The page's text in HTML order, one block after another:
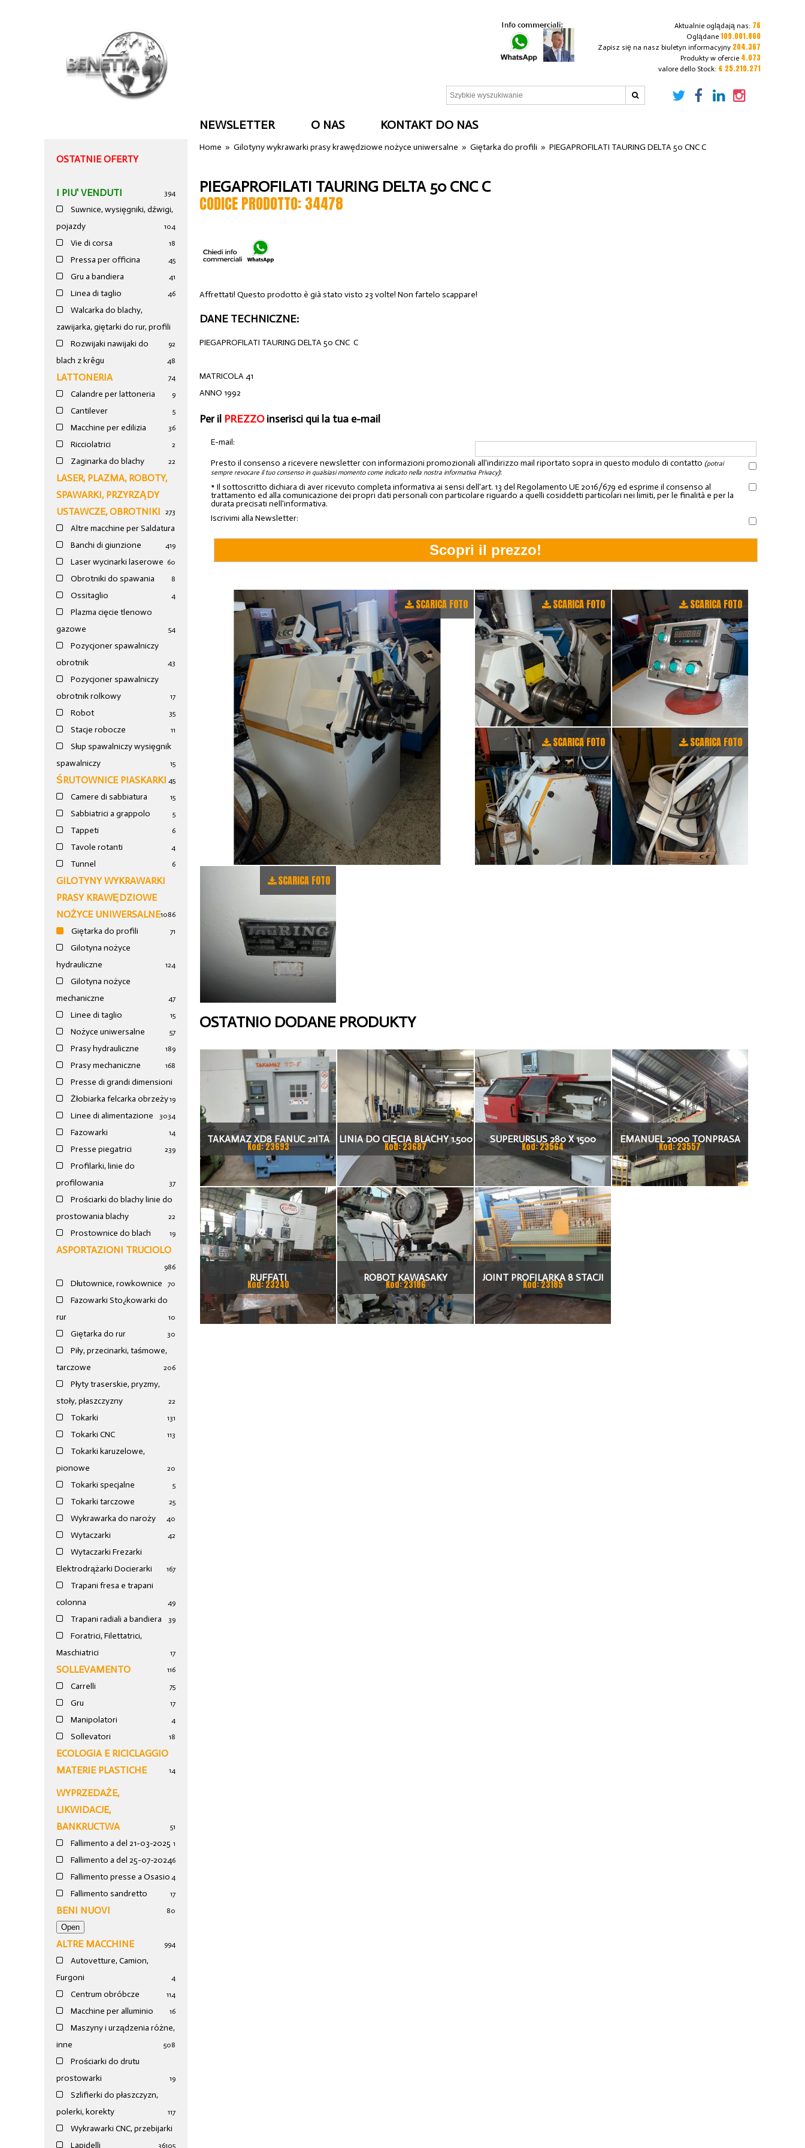
Aktualnie oglądają nas: 76
Oglądane 109.001.860
Zapisz się na nasz biuletyn informacyjny 204.367
Produkty w ofercie 4.073
valore dello Stock: € 25.210.271
NEWSLETTER O NAS KONTAKT DO NAS
OSTATNIE OFERTY
I PIU' VENDUTI 394
Suwnice, wysięgniki, dźwigi,
pojazdy
104
Vie di corsa 18
Pressa per officina 45
Gru a bandiera 41
Linea di taglio 46
Walcarka do blachy,
zawijarka, giętarki do rur, profili
92
Rozwijaki nawijaki do
blach z krêgu
48
LATTONERIA 74
Calandre per lattoneria 9
Cantilever 5
Macchine per edilizia 36
Ricciolatrici 2
Zaginarka do blachy 22
LASER, PLAZMA, ROBOTY,
SPAWARKI, PRZYRZĄDY
USTAWCZE, OBROTNIKI
273
Altre macchine per Saldatura
19
Banchi di giunzione 4
Laser wycinarki laserowe 60
Obrotniki do spawania 8
Ossitaglio 4
Plazma cięcie tlenowo
gazowe
54
Pozycjoner spawalniczy
obrotnik
43
Pozycjoner spawalniczy
obrotnik rolkowy
17
Robot 35
Stacje robocze 11
Słup spawalniczy wysięgnik
spawalniczy
15
ŚRUTOWNICE PIASKARKI 45
Camere di sabbiatura 15
Sabbiatrici a grappolo 5
Tappeti 6
Tavole rotanti 4
Tunnel 6
GILOTYNY WYKRAWARKI
PRASY KRAWĘDZIOWE
NOŻYCE UNIWERSALNE1086
Giętarka do profili 71
Gilotyna nożyce
hydrauliczne
124
Gilotyna nożyce
mechaniczne
47
Linee di taglio 15
Nożyce uniwersalne 57
Prasy hydrauliczne 189
Prasy mechaniczne 168
Presse di grandi dimensioni
19
Żłobiarka felcarka obrzeży
34
Linee di alimentazione 30
Fazowarki 14
Presse piegatrici 239
Profilarki, linie do
profilowania
37
Prościarki do blachy linie do
prostowania blachy
22
Prostownice do blach 19
ASPORTAZIONI TRUCIOLO
986
Dłutownice, rowkownice 70
Fazowarki Sto¿kowarki do
rur
10
Giętarka do rur 30
Piły, przecinarki, taśmowe,
tarczowe
206
Płyty traserskie, pryzmy,
stoły, płaszczyzny
22
Tokarki 131
Tokarki CNC 113
Tokarki karuzelowe,
pionowe
20
Tokarki specjalne 5
Tokarki tarczowe 25
Wykrawarka do naroży 40
Wytaczarki 42
Wytaczarki Frezarki
Elektrodrążarki Docierarki
167
Trapani fresa e trapani
colonna
49
Trapani radiali a bandiera 39
Foratrici, Filettatrici,
Maschiatrici
17
SOLLEVAMENTO 116
Carrelli 75
Gru 17
Manipolatori 4
Sollevatori 18
ECOLOGIA E RICICLAGGIO
MATERIE PLASTICHE
14
WYPRZEDAŻE,
LIKWIDACJE,
BANKRUCTWA
51
Fallimento a del 21-03-2025 1
Fallimento a del 25-07-20246
Fallimento presse a Osasio 4
Fallimento sandretto 17
BENI NUOVI 80
ALTRE MACCHINE 994
Autovetture, Camion,
Furgoni
4
Centrum obróbcze 114
Macchine per alluminio 16
Maszyny i urządzenia różne,
inne
508
Prościarki do drutu
prostowarki
19
Szlifierki do płaszczyzn,
polerki, korekty
117
Wykrawarki CNC, przebijarki
105
Lapidelli 36
Home »Gilotyny wykrawarki prasy krawędziowe nożyce uniwersalne »Giętarka do profili »PIEGAPROFILATI TAURING DELTA 50 CNC C
PIEGAPROFILATI TAURING DELTA 50 CNC C
CODICE PRODOTTO: 34478
Affrettati! Questo prodotto è già stato visto 23 volte! Non fartelo scappare!
DANE TECHNICZNE:
PIEGAPROFILATI TAURING DELTA 50 CNC C
MATRICOLA 41
ANNO 1992
Per il PREZZOinserisci qui la tua e-mail
E-mail:
Presto il consenso a ricevere newsletter con informazioni promozionali all'indirizzo mail riportato sopra in questo modulo di contatto (potrai
sempre revocare il tuo consenso in qualsiasi momento come indicato nella nostra informativa Privacy):
* Il sottoscritto dichiara di aver ricevuto completa informativa ai sensi dell'art. 13 del Regolamento UE 2016/679 ed esprime il consenso al
trattamento ed alla comunicazione dei propri dati personali con particolare riguardo a quelli cosiddetti particolari nei limiti, per le finalità e per la
durata precisati nell'informativa.
Iscrivimi alla Newsletter:
SCARICA FOTO SCARICA FOTO SCARICA FOTO
SCARICA FOTO SCARICA FOTO
SCARICA FOTO
OSTATNIO DODANE PRODUKTY
TAKAMAZ XD8 FANUC 21ITA
TOKARKA CNC
Kod: 23693
LINIA DO CIĘCIA BLACHY 1.500
X 1,5 (2,5) MM
Kod: 23687
SUPERURSUS 280 X 1500
TOKARKA
Kod: 23564
EMANUEL 2000 TONPRASA
HYDRAULICZNA 3200 X 2000
Kod: 23557
RUFFATI
Kod: 23240
ROBOT KAWASAKY
Kod: 23186
JOINT PROFILARKA 8 STACJI
Kod: 23185